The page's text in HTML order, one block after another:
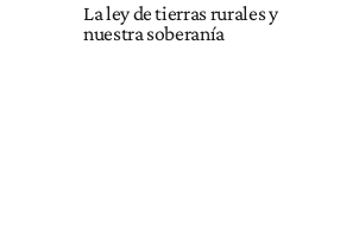
La ley de tierras rurales y
nuestra soberanía